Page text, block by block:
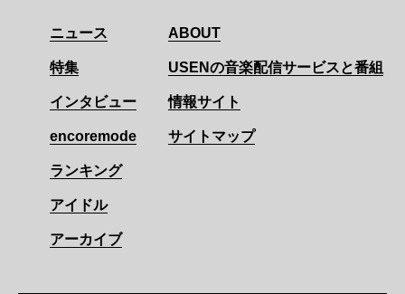
ニュース
特集
インタビュー
encoremode
ランキング
アイドル
アーカイブ
ABOUT
USENの音楽配信サービスと番組
情報サイト
サイトマップ